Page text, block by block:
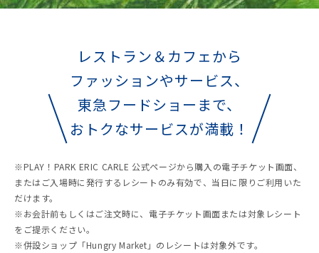
レストラン＆カフェから
ファッションやサービス、
東急フードショーまで、
おトクなサービスが満載！
※PLAY！PARK ERIC CARLE 公式ページから購入の電子チケット画面、
またはご入場時に発行するレシートのみ有効で、当日に限りご利用いた
だけます。
※お会計前もしくはご注文時に、電子チケット画面または対象レシート
をご提示ください。
※併設ショップ「Hungry Market」のレシートは対象外です。